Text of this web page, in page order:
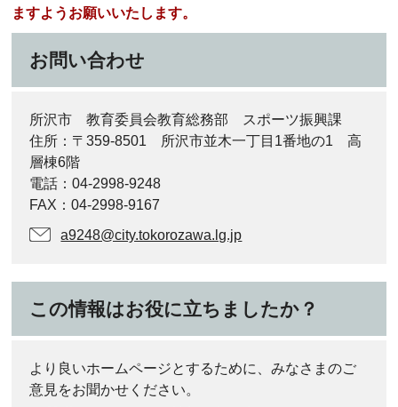
ますようお願いいたします。
お問い合わせ
所沢市 教育委員会教育総務部 スポーツ振興課
住所：〒359-8501 所沢市並木一丁目1番地の1 高
層棟6階
電話：04-2998-9248
FAX：04-2998-9167
a9248@city.tokorozawa.lg.jp
この情報はお役に立ちましたか？
より良いホームページとするために、みなさまのご
意見をお聞かせください。